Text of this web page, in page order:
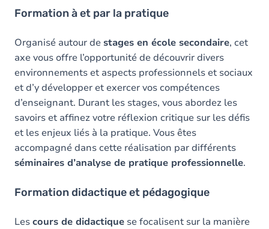
Formation à et par la pratique
Organisé autour de stages en école secondaire, cet
axe vous offre l’opportunité de découvrir divers
environnements et aspects professionnels et sociaux
et d’y développer et exercer vos compétences
d’enseignant. Durant les stages, vous abordez les
savoirs et affinez votre réflexion critique sur les défis
et les enjeux liés à la pratique. Vous êtes
accompagné dans cette réalisation par différents
séminaires d’analyse de pratique professionnelle.
Formation didactique et pédagogique
Lescours de didactique se focalisent sur la manière